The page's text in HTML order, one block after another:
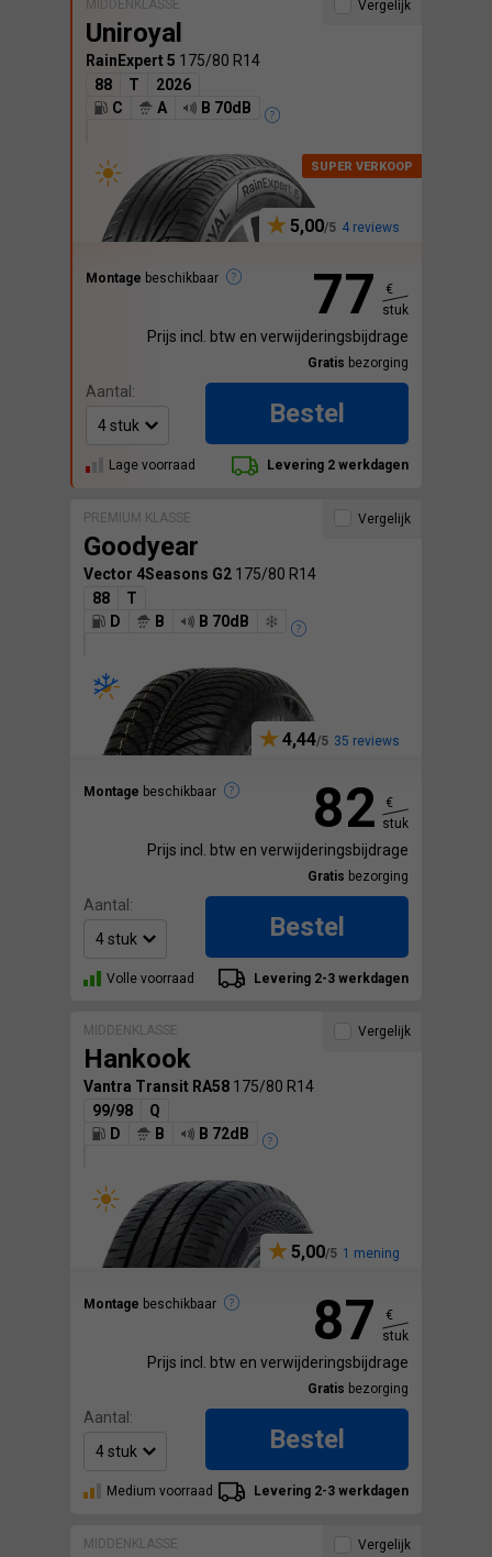
MIDDENKLASSE
Uniroyal
RainExpert 5 175/80 R14
88
T
2026
C
A B 70dB
5,00 4 reviews
Montage beschikbaar
Vergelijk
77
€
stuk
Prijs incl. btw en verwijderingsbijdrage
Gratis bezorging
Aantal:
Bestel
Lage voorraad Levering 2 werkdagen
PREMIUM KLASSE
Goodyear
Vector 4Seasons G2 175/80 R14
88
T
D
B B 70dB
4,44 35 reviews
Montage beschikbaar
Vergelijk
82
€
stuk
Prijs incl. btw en verwijderingsbijdrage
Gratis bezorging
Aantal:
Bestel
Volle voorraad Levering 2-3 werkdagen
MIDDENKLASSE
Hankook
Vantra Transit RA58 175/80 R14
99/98
Q
D
B B 72dB
5,00 1 mening
Montage beschikbaar
Vergelijk
87
€
stuk
Prijs incl. btw en verwijderingsbijdrage
Gratis bezorging
Aantal:
Bestel
Medium voorraad Levering 2-3 werkdagen
MIDDENKLASSE Vergelijk